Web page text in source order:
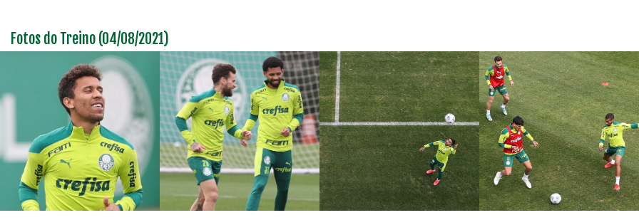
Fotos do Treino (04/08/2021)